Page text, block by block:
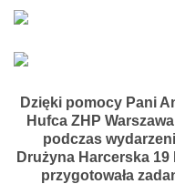
Dzięki pomocy Pani
Hufca ZHP
podczas
Drużyna Harcerska
przygotowała